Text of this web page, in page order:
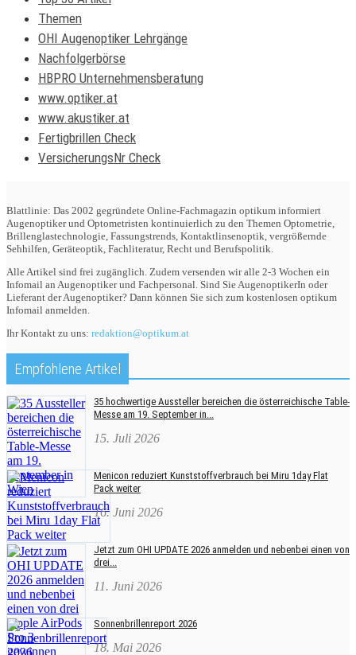
Themen
OHI Augenoptiker Lehrgänge
Nachfolgerbörse
HBPRO Unternehmensberatung
www.optiker.at
www.akustiker.at
Fertigbrillen Check
VersicherungsNr Check
Blattlinie: Das 2002 gegründete Online-Fachmagazin optikum informiert
Augenoptiker und Optometristen kontinuierlich zu den Themen Optometrie,
Brillenglastechnologie, Fassungstrends, Kontaktlinsenoptik, vergrößernde
Sehhilfen, Geräteoptik, Fachliteratur, Recht und Berufspolitik.
Alle Artikel sind frei zugänglich. Zudem versenden wir alle 2-3 Wochen ein
Infomail an Augenoptiker und Fachpersonal. Sind Sie AugenoptikerIn oder
Lieferant der Augenoptiker? Dann können Sie sich zum kostenlosen optikum
Infomail anmelden.
Ihr Kontakt zu uns: redaktion@optikum.at
Empfohlene Artikel
35 hochwertige Aussteller bereichen die österreichische Table-
Messe am 19. September in...
15. Juli 2026
Menicon reduziert Kunststoffverbrauch bei Miru 1day Flat
Pack weiter
16. Juni 2026
Jetzt zum OHI UPDATE 2026 anmelden und nebenbei einen von
drei...
11. Juni 2026
Sonnenbrillenreport 2026
18. Mai 2026